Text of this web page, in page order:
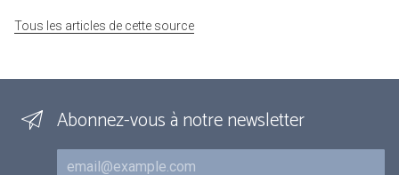
Tous les articles de cette source
Abonnez-vous à notre newsletter
Courriel